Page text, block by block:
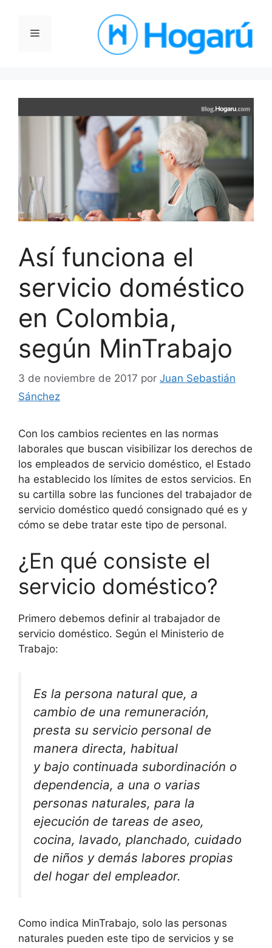
contenidoMenú
Así funciona el
servicio doméstico
en Colombia,
según MinTrabajo
3 de noviembre de 2017 por Juan Sebastián
Sánchez
Con los cambios recientes en las normas
laborales que buscan visibilizar los derechos de
los empleados de servicio doméstico, el Estado
ha establecido los límites de estos servicios. En
su cartilla sobre las funciones del trabajador de
servicio doméstico quedó consignado qué es y
cómo se debe tratar este tipo de personal.
¿En qué consiste el
servicio doméstico?
Primero debemos definir al trabajador de
servicio doméstico. Según el Ministerio de
Trabajo:
Es la persona natural que, a
cambio de una remuneración,
presta su servicio personal de
manera directa, habitual
y bajo continuada subordinación o
dependencia, a una o varias
personas naturales, para la
ejecución de tareas de aseo,
cocina, lavado, planchado, cuidado
de niños y demás labores propias
del hogar del empleador.
Como indica MinTrabajo, solo las personas
naturales pueden este tipo de servicios y se